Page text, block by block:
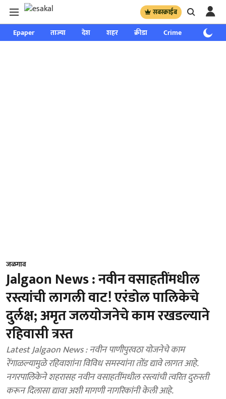
सबस्क्राईब
Epaper ताज्या देश शहर क्रीडा Crime साप्ताहिक
जळगाव
Jalgaon News : नवीन वसाहतींमधील
रस्त्यांची लागली वाट! एरंडोल पालिकेचे
दुर्लक्ष; अमृत जलयोजनेचे काम रखडल्याने
रहिवासी त्रस्त
Latest Jalgaon News : नवीन पाणीपुरवठा योजनेचे काम
रेंगाळल्यामुळे रहिवाशांना विविध समस्यांना तोंड द्यावे लागत आहे.
नगरपालिकेने शहरासह नवीन वसाहतींमधील रस्त्यांची त्वरित दुरुस्ती
करून दिलासा द्यावा अशी मागणी नागरिकांनी केली आहे.